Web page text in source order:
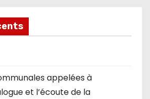
appelées à
et l’écoute de la